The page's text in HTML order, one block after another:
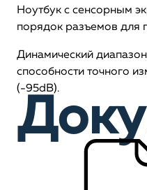
Ноутбук с сенсорным
порядок разъемов для
Динамический
способности точного
(-95dB).